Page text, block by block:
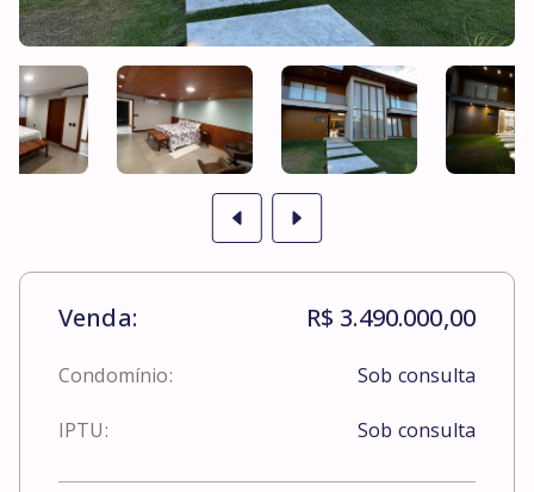
Venda: R$ 3.490.000,00
Condomínio: Sob consulta
IPTU: Sob consulta